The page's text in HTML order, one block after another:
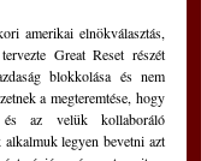
amerikai elnökválasztás,
Great Reset részét
blokkolása és nem
a megteremtése, hogy
az velük kollaboráló
legyen bevetni azt